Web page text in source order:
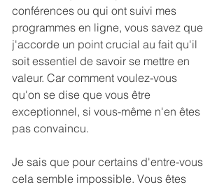
conférences ou qui ont suivi mes
programmes en ligne, vous savez que
j'accorde un point crucial au fait qu'il
soit essentiel de savoir se mettre en
valeur. Car comment voulez-vous
qu'on se dise que vous être
exceptionnel, si vous-même n'en êtes
pas convaincu.
Je sais que pour certains d'entre-vous
cela semble impossible. Vous êtes